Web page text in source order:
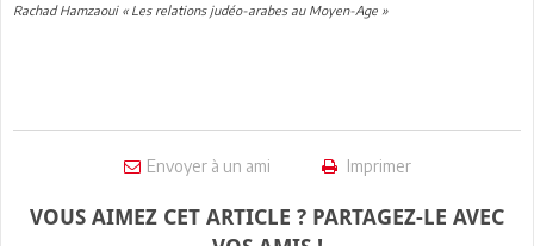
Rachad Hamzaoui « Les relations judéo-arabes au Moyen-Age »
Envoyer à un ami Imprimer
VOUS AIMEZ CET ARTICLE ? PARTAGEZ-LE AVEC